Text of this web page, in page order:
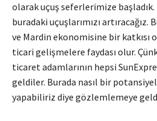
olarak uçuş seferlerimize
buradaki uçuşlarımızı artıracağız.
ve Mardin ekonomisine bir katkısı
ticari gelişmelere faydası olur.
ticaret adamlarının hepsi
geldiler. Burada nasıl bir potansiyel
yapabiliriz diye gözlemlemeye